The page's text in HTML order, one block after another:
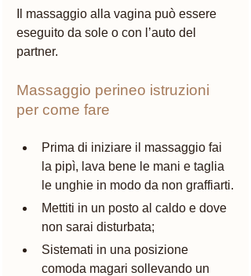
Il massaggio alla vagina può essere
eseguito da sole o con l’auto del
partner.
Massaggio perineo istruzioni
per come fare
Prima di iniziare il massaggio fai
la pipì, lava bene le mani e taglia
le unghie in modo da non graffiarti.
Mettiti in un posto al caldo e dove
non sarai disturbata;
Sistemati in una posizione
comoda magari sollevando un